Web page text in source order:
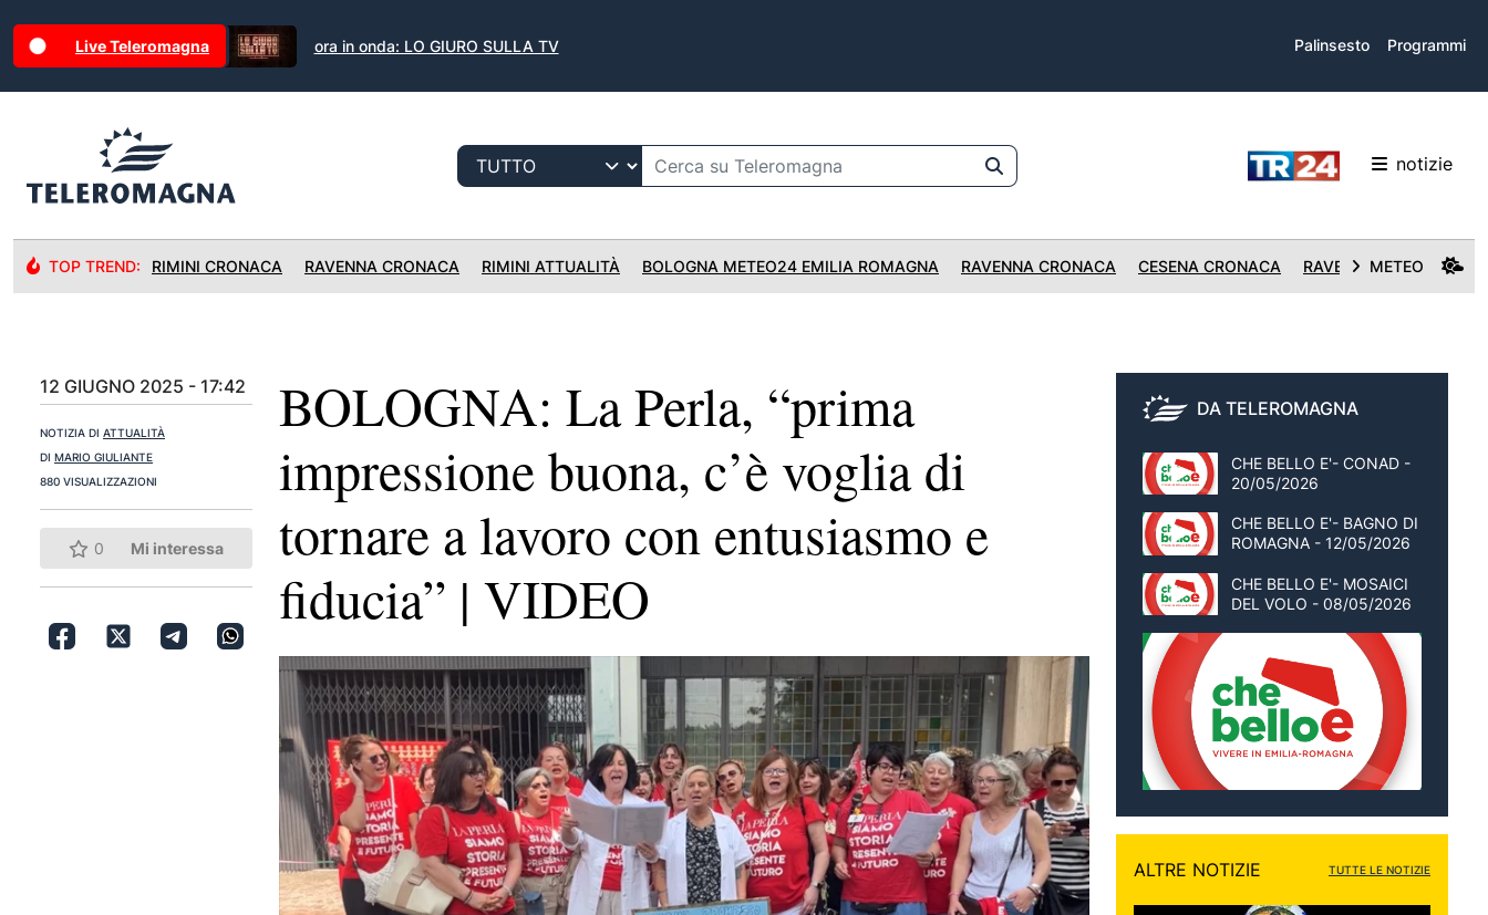
Live Teleromagna ora in onda: LO GIURO SULLA TV Palinsesto Programmi
notizie
TOP TREND: RIMINI CRONACA RAVENNA CRONACA RIMINI ATTUALITÀ BOLOGNA METEO24 EMILIA ROMAGNA RAVENNA CRONACA CESENA CRONACA RAVENNA CRONACA
METEO
12 GIUGNO 2025 - 17:42
NOTIZIA DI ATTUALITÀ
DI MARIO GIULIANTE
880 VISUALIZZAZIONI
0 Mi interessa
BOLOGNA: La Perla, “prima
impressione buona, c’è voglia di
tornare a lavoro con entusiasmo e
fiducia” | VIDEO
DA TELEROMAGNA
CHE BELLO E'- CONAD -
20/05/2026
CHE BELLO E'- BAGNO DI
ROMAGNA - 12/05/2026
CHE BELLO E'- MOSAICI
DEL VOLO - 08/05/2026
ALTRE NOTIZIE TUTTE LE NOTIZIE